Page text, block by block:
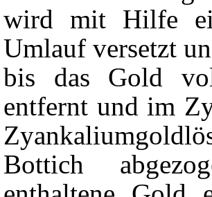
wird mit Hilfe
Umlauf versetzt
bis das Gold
entfernt und im
Bottich